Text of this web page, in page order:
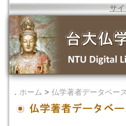
サ
． ホーム > 仏学著者データベース